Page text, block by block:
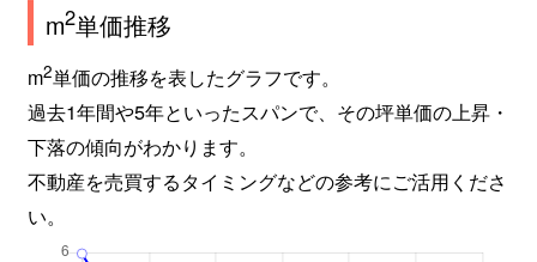
m2単価推移
m2単価の推移を表したグラフです。
過去1年間や5年といったスパンで、その坪単価の上昇・
下落の傾向がわかります。
不動産を売買するタイミングなどの参考にご活用くださ
い。